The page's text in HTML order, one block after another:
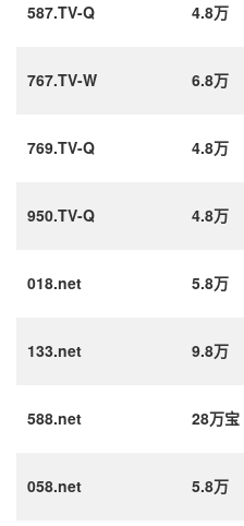
587.TV-Q 4.8万
767.TV-W 6.8万
769.TV-Q 4.8万
950.TV-Q 4.8万
018.net 5.8万
133.net 9.8万
588.net 28万宝
058.net 5.8万